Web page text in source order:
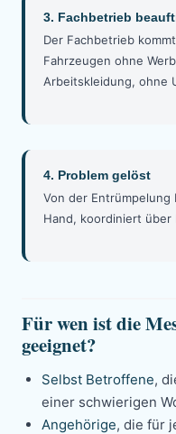
3. Fachbetrieb
Der Fachbetrieb
Fahrzeugen ohne
Arbeitskleidung, ohne
4. Problem gelöst
Von der Entrümpelung
Hand, koordiniert über
Für wen ist die
geeignet?
Selbst Betroffene,
einer schwierigen
Angehörige, die für